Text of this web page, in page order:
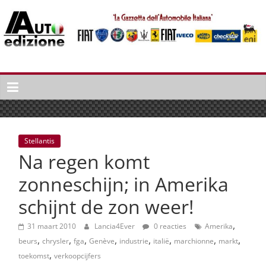
naar
inhoud
Auto
Edizione
La
Gazetta
dell'Automobile
Italiana
autonieuws
lifestyle
Stellantis
Na regen komt
zonneschijn; in Amerika
schijnt de zon weer!
31 maart 2010 Lancia4Ever 0 reacties Amerika,
beurs, chrysler, fga, Genève, industrie, italië, marchionne, markt,
toekomst, verkoopcijfers